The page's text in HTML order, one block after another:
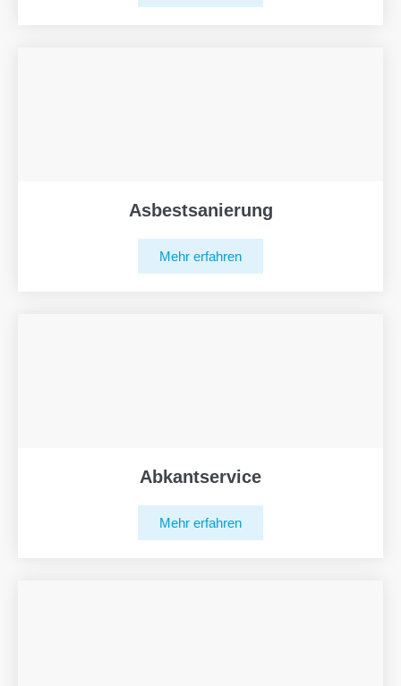
Asbestsanierung
Mehr erfahren
Abkantservice
Mehr erfahren